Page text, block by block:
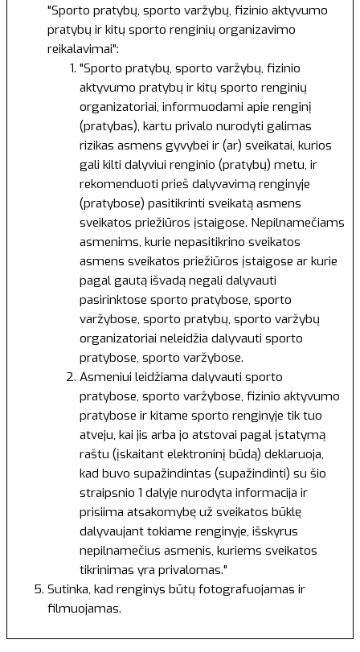
"Sporto pratybų, sporto varžybų, fizinio aktyvumo
pratybų ir kitų sporto renginių organizavimo
reikalavimai":
"Sporto pratybų, sporto varžybų, fizinio
aktyvumo pratybų ir kitų sporto renginių
organizatoriai, informuodami apie renginį
(pratybas), kartu privalo nurodyti galimas
rizikas asmens gyvybei ir (ar) sveikatai, kurios
gali kilti dalyviui renginio (pratybų) metu, ir
rekomenduoti prieš dalyvavimą renginyje
(pratybose) pasitikrinti sveikatą asmens
sveikatos priežiūros įstaigose. Nepilnamečiams
asmenims, kurie nepasitikrino sveikatos
asmens sveikatos priežiūros įstaigose ar kurie
pagal gautą išvadą negali dalyvauti
pasirinktose sporto pratybose, sporto
varžybose, sporto pratybų, sporto varžybų
organizatoriai neleidžia dalyvauti sporto
pratybose, sporto varžybose.
Asmeniui leidžiama dalyvauti sporto
pratybose, sporto varžybose, fizinio aktyvumo
pratybose ir kitame sporto renginyje tik tuo
atveju, kai jis arba jo atstovai pagal įstatymą
raštu (įskaitant elektroninį būdą) deklaruoja,
kad buvo supažindintas (supažindinti) su šio
straipsnio 1 dalyje nurodyta informacija ir
prisiima atsakomybę už sveikatos būklę
dalyvaujant tokiame renginyje, išskyrus
nepilnamečius asmenis, kuriems sveikatos
tikrinimas yra privalomas."
Sutinka, kad renginys būtų fotografuojamas ir
filmuojamas.